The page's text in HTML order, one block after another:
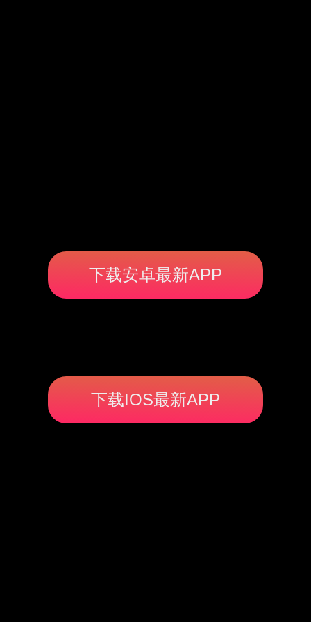
下载安卓最新APP
下载IOS最新APP